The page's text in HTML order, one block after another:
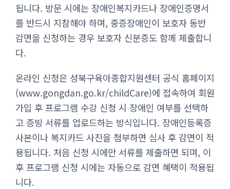
됩니다. 방문 시에는 장애인복지카드나 장애인증명서
를 반드시 지참해야 하며, 중증장애인이 보호자 동반
감면을 신청하는 경우 보호자 신분증도 함께 제출합니
다.
온라인 신청은 성북구육아종합지원센터 공식 홈페이지
(www.gongdan.go.kr/childCare)에 접속하여 회원
가입 후 프로그램 수강 신청 시 장애인 여부를 선택하
고 증빙 서류를 업로드하는 방식입니다. 장애인등록증
사본이나 복지카드 사진을 첨부하면 심사 후 감면이 적
용됩니다. 처음 신청 시에만 서류를 제출하면 되며, 이
후 프로그램 신청 시에는 자동으로 감면 혜택이 적용됩
니다.